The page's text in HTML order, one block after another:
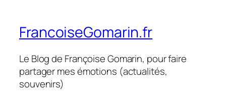
FrancoiseGomarin.fr
Le Blog de Françoise Gomarin, pour faire
partager mes émotions (actualités,
souvenirs)